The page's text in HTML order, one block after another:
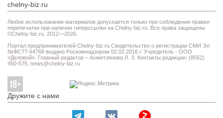
chelny-biz.ru
Любое использование материалов допускается только при соблюдении правил
перепечатки при наличии гиперссылки на Chelny-biz.ru. Все права защищены
©Chelny-biz.ru. 2012—2026.
Портал предпринимателей Chelny-biz.ru Свидетельство о регистрации СМИ Эл
№ФС77-64768 выдано Роскомнадзором 02.02.2016 г. Учредитель - ООО
«Деловой». Главный редактор – Ахметзянова Л. З. Контакты редакции: (8552)
450-575, news@chelny-biz.ru
Дружите с нами